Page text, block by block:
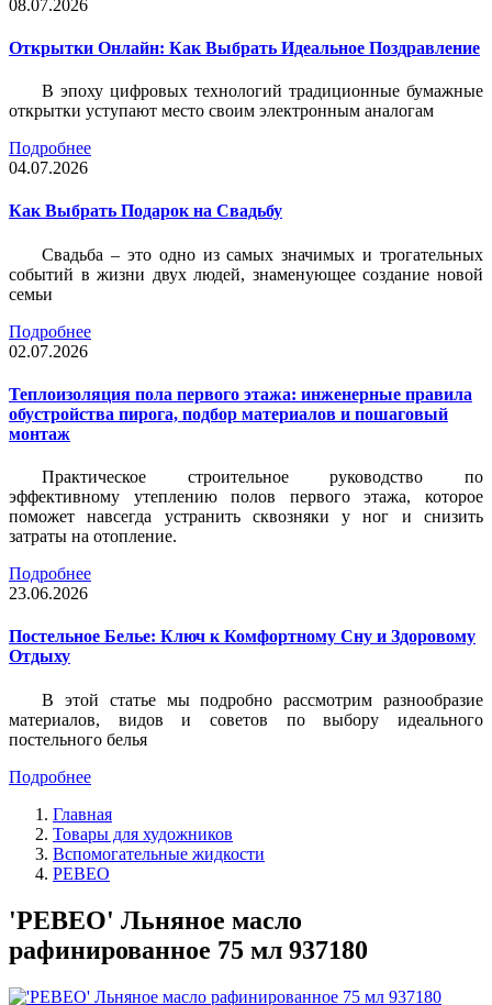
08.07.2026
Открытки Онлайн: Как Выбрать Идеальное Поздравление
В эпоху цифровых технологий традиционные бумажные
открытки уступают место своим электронным аналогам
Подробнее
04.07.2026
Как Выбрать Подарок на Свадьбу
Свадьба – это одно из самых значимых и трогательных
событий в жизни двух людей, знаменующее создание новой
семьи
Подробнее
02.07.2026
Теплоизоляция пола первого этажа: инженерные правила
обустройства пирога, подбор материалов и пошаговый
монтаж
Практическое строительное руководство по
эффективному утеплению полов первого этажа, которое
поможет навсегда устранить сквозняки у ног и снизить
затраты на отопление.
Подробнее
23.06.2026
Постельное Белье: Ключ к Комфортному Сну и Здоровому
Отдыху
В этой статье мы подробно рассмотрим разнообразие
материалов, видов и советов по выбору идеального
постельного белья
Подробнее
Главная
Товары для художников
Вспомогательные жидкости
PEBEO
'PEBEO' Льняное масло
рафинированное 75 мл 937180